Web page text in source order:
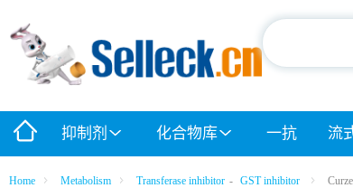
抑制剂 化合物库 一抗 流
Home Metabolism Transferase inhibitor - GST inhibitor